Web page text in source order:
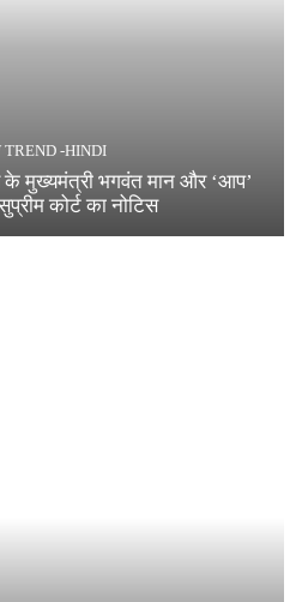
TREND -HINDI
के मुख्यमंत्री भगवंत मान और ‘आप’
कोर्ट का नोटिस